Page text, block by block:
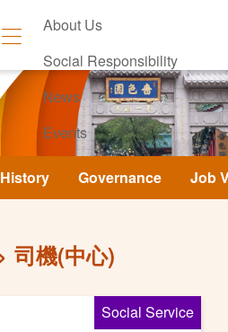
About Us
Social Responsibility
News
Events
Contact Us
History Governance Job
司機(中心)
Social Service